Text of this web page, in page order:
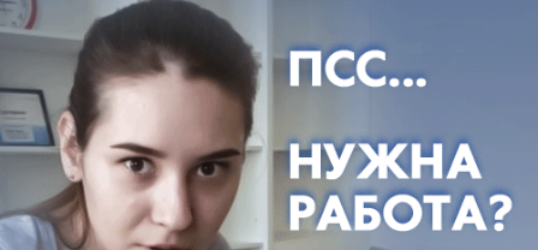
05.08.2026
АВТО
Куда ушли миллионы из дорожного
фонда: что уже сделали на дорогах
Морозовска